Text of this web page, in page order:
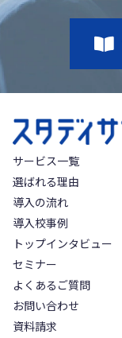
サービス一覧
選ばれる理由
導入の流れ
導入校事例
トップインタビュー
セミナー
よくあるご質問
お問い合わせ
資料請求